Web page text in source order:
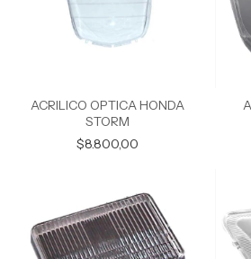
ACRILICO OPTICA HONDA
STORM
$8.800,00